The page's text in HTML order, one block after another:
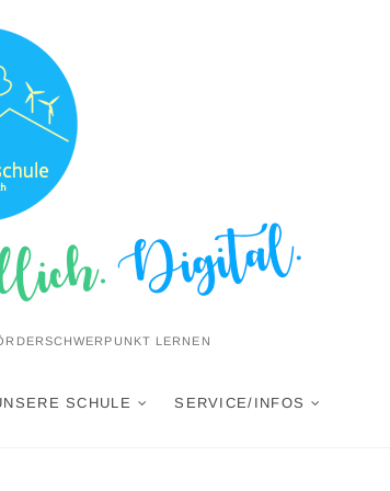
LERNEN
SCHULE SERVICE/INFOS